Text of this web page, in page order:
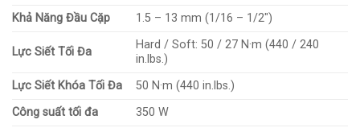
Khả Năng Đầu Cặp
1.5 – 13 mm (1/16 – 1/2″)
Lực Siết Tối Đa
Hard / Soft: 50 / 27 N·m (440 / 240
in.lbs.)
Lực Siết Khóa Tối Đa
50 N·m (440 in.lbs.)
Công suất tối đa
350 W